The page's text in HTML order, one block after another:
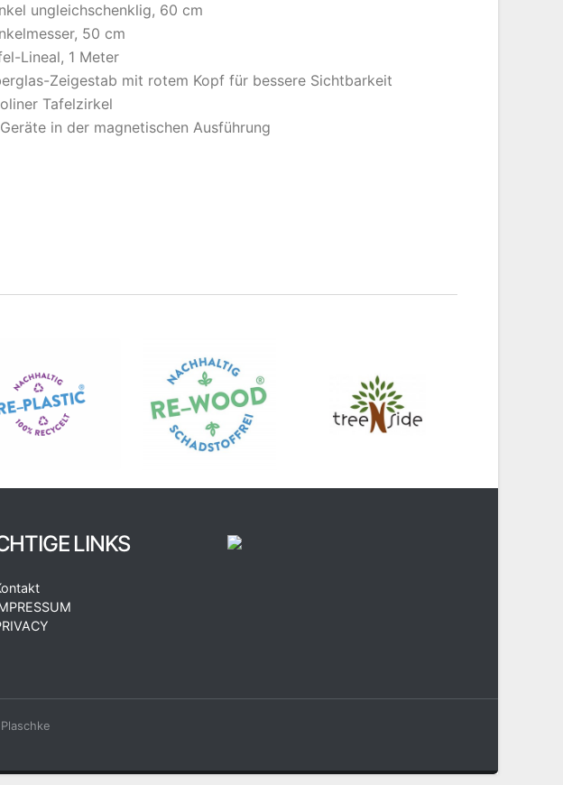
ungleichschenklig, 60 cm
50 cm
Lineal, 1 Meter
Zeigestab mit rotem Kopf für bessere Sichtbarkeit
Tafelzirkel
in der magnetischen Ausführung
LINKS